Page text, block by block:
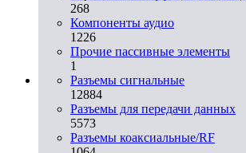
268
Компоненты аудио
1226
Прочие пассивные элементы
1
Разъeмы сигнальные
12884
Разъeмы для передачи данных
5573
Разъeмы коаксиальные/RF